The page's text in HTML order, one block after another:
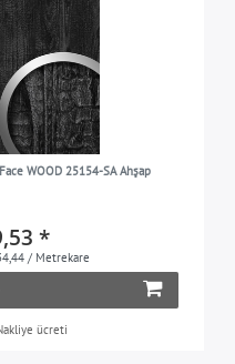
WOOD 25154-SA Ahşap
*
/ Metrekare
ücreti